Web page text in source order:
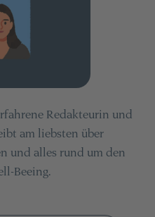
Redakteurin und
am liebsten über
und alles rund um den
Beeing.